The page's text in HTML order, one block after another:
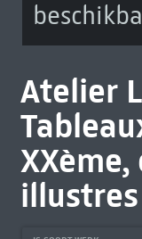
Atelier
illustres